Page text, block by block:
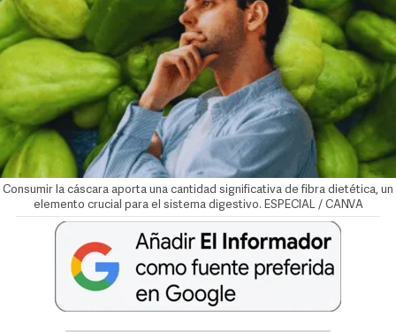
Consumir la cáscara aporta una cantidad significativa de fibra dietética, un
elemento crucial para el sistema digestivo. ESPECIAL / CANVA